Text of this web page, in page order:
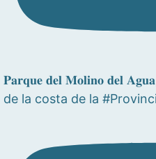
𝐏𝐚𝐫𝐪𝐮𝐞 𝐝𝐞𝐥 𝐌𝐨𝐥𝐢𝐧𝐨 𝐝𝐞𝐥
de la costa de la